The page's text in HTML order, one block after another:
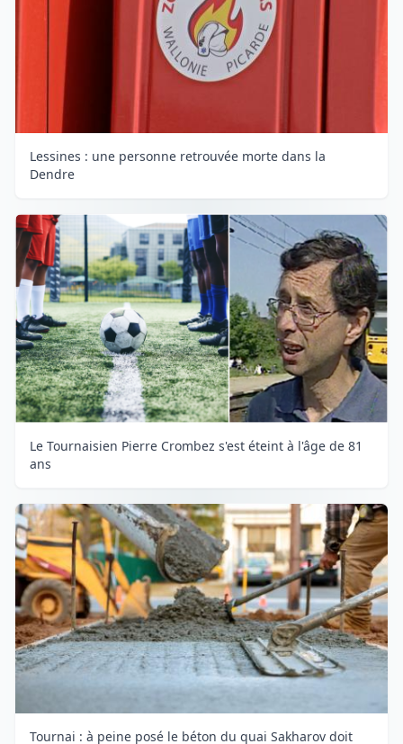
Lessines : une personne retrouvée morte dans la
Dendre
Le Tournaisien Pierre Crombez s'est éteint à l'âge de 81
ans
Tournai : à peine posé le béton du quai Sakharov doit